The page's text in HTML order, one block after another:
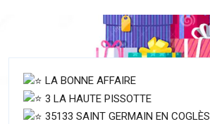
LA BONNE AFFAIRE
3 LA HAUTE PISSOTTE
35133 SAINT GERMAIN EN COGLÈS